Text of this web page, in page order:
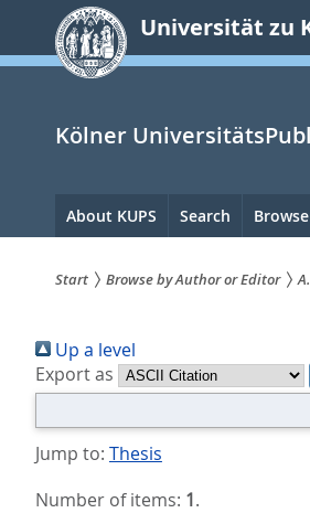
springen
Universität zu
Kölner
Hauptnavigation
About KUPS Search Browse
sind
hier:
Start Browse by Author or Editor
Up a level
Export as
Jump to: Thesis
Number of items: 1.